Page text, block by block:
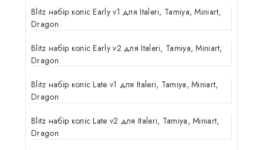
Blitz набір коліс Early v1 для Italeri, Tamiya, Miniart,
Dragon
Blitz набір коліс Early v2 для Italeri, Tamiya, Miniart,
Dragon
Blitz набір коліс Late v1 для Italeri, Tamiya, Miniart,
Dragon
Blitz набір коліс Late v2 для Italeri, Tamiya, Miniart,
Dragon